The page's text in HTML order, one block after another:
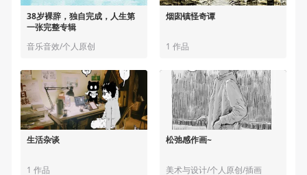
38岁裸辞，独自完成，人生第
一张完整专辑
音乐音效/个人原创
烟囱镇怪奇谭
1 作品
生活杂谈
1 作品
松弛感作画~
美术与设计/个人原创/插画